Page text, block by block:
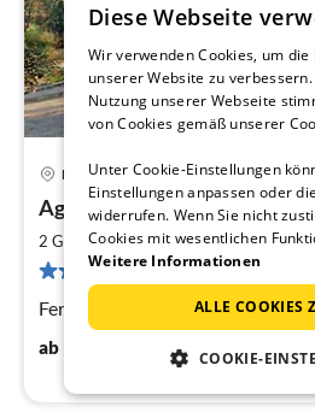
Lustignano
Agriturismo San Guglielmo
2 Gäste42 m21Schlafzimmer
20 Bewertungen
Ferienwohnung EUCALIPTO für
ab / Nacht
Diese Webseite
Wir verwenden Cookies, um
unserer Website zu
Nutzung unserer Webseite
von Cookies gemäß unserer
Unter Cookie-Einstellungen
Einstellungen anpassen oder
widerrufen. Wenn Sie nicht
Cookies mit wesentlichen
Weitere Informationen
ALLE COOKIES
COOKIE-